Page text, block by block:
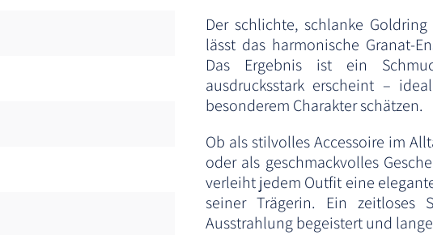
Der schlichte, schlanke
lässt das harmonische Granat-
Das Ergebnis ist ein
ausdrucksstark erscheint –
besonderem Charakter schätzen.
Ob als stilvolles Accessoire im
oder als geschmackvolles
verleiht jedem Outfit eine
seiner Trägerin. Ein zeitloses
Ausstrahlung begeistert und